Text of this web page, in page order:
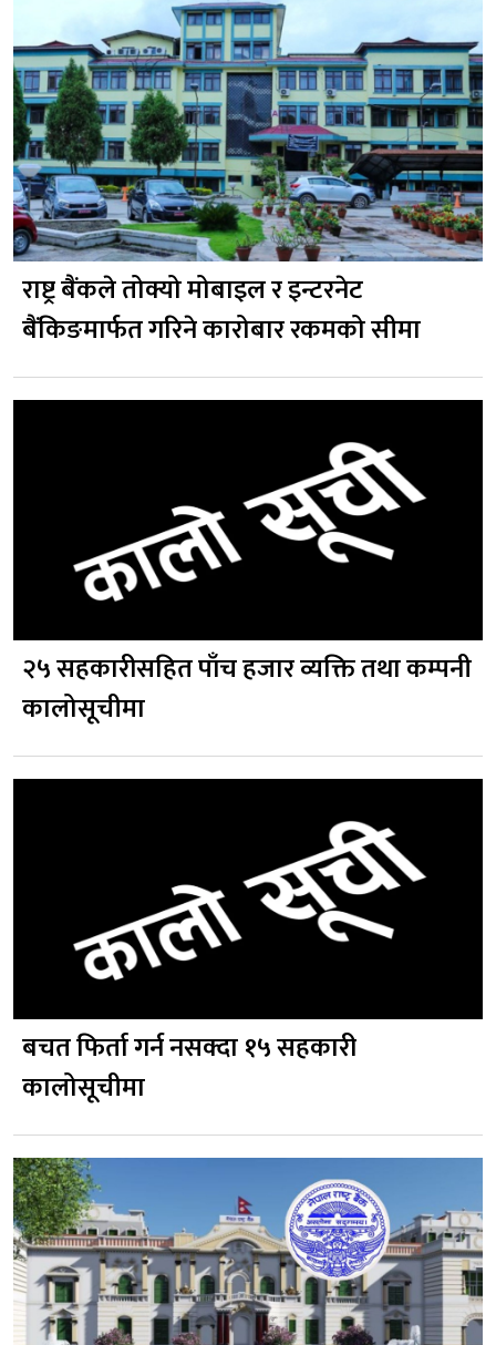
राष्ट्र बैंकले तोक्यो मोबाइल र इन्टरनेट
बैंकिङमार्फत गरिने कारोबार रकमको सीमा
२५ सहकारीसहित पाँच हजार व्यक्ति तथा कम्पनी
कालोसूचीमा
बचत फिर्ता गर्न नसक्दा १५ सहकारी
कालोसूचीमा